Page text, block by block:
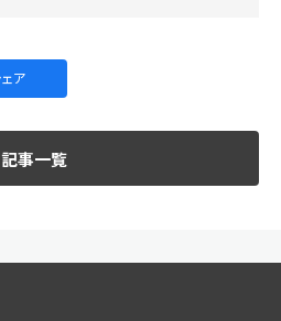
ア
記事一覧